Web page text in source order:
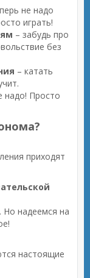
не надо
играть!
– забудь про
без
– катать
надо! Просто
приходят
Но надеемся на
настоящие